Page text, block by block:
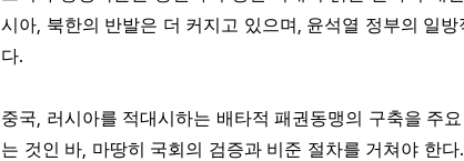
시아, 북한의 반발은 더 커지고 있으며 , 윤석열 정부의 일
다.
중국, 러시아를 적대시하는 배타적 패권동맹의 구축을 주
는 것인 바, 마땅히 국회의 검증과 비준 절차를 거쳐야 한다.